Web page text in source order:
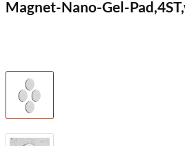
Magnet-Nano-Gel-